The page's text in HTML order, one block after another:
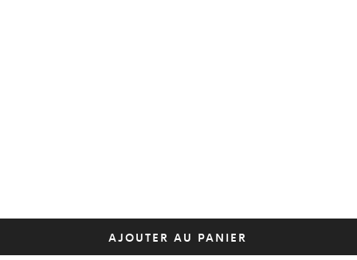
AJOUTER AU PANIER